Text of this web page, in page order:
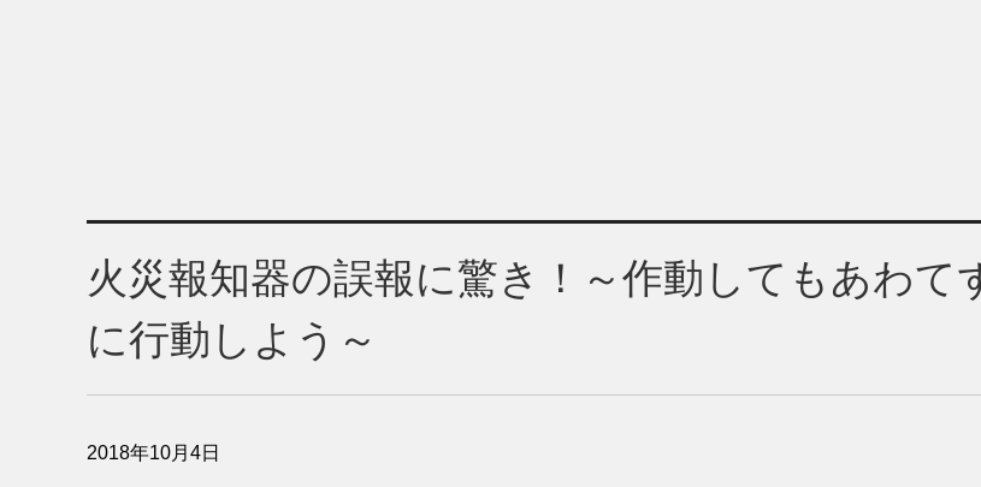
火災報知器の誤報に驚き！～作動してもあわて
に行動しよう～
2018年10月4日